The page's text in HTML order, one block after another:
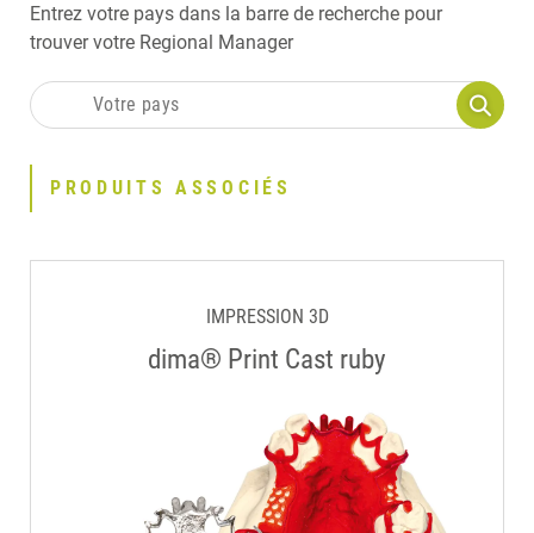
Entrez votre pays dans la barre de recherche pour
trouver votre Regional Manager
PRODUITS ASSOCIÉS
IMPRESSION 3D
dima® Print Cast ruby